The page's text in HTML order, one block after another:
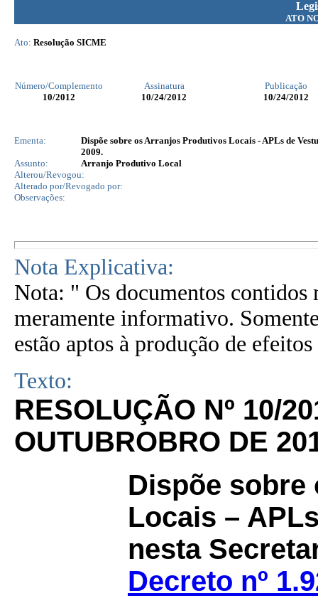
ATO
Ato: Resolução SICME
Número/Complemento Assinatura
Publicação
10/2012 10/24/2012 10/24/2012
Ementa:
Dispõe sobre os Arranjos Produtivos Locais - APLs de
2009.
Assunto:
Arranjo Produtivo Local
Alterou/Revogou:
Alterado por/Revogado por:
Observações:
Nota Explicativa:
Nota: " Os documentos contidos
meramente informativo.
estão aptos à produção de
Texto:
RESOLUÇÃO Nº 10/
OUTUBROBRO DE
Dispõe
Locais –
nesta
Decreto nº